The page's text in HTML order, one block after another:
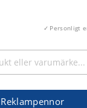
Personligt
Reklampennor